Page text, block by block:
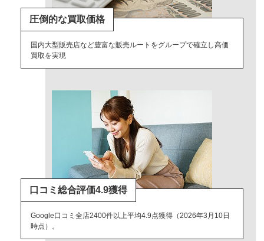
圧倒的な買取価格
国内大型販売店など豊富な販売ルートをグループで確立し高価
買取を実現
口コミ総合評価4.9獲得
Google口コミ全店2400件以上平均4.9点獲得（2026年3月10日
時点）。